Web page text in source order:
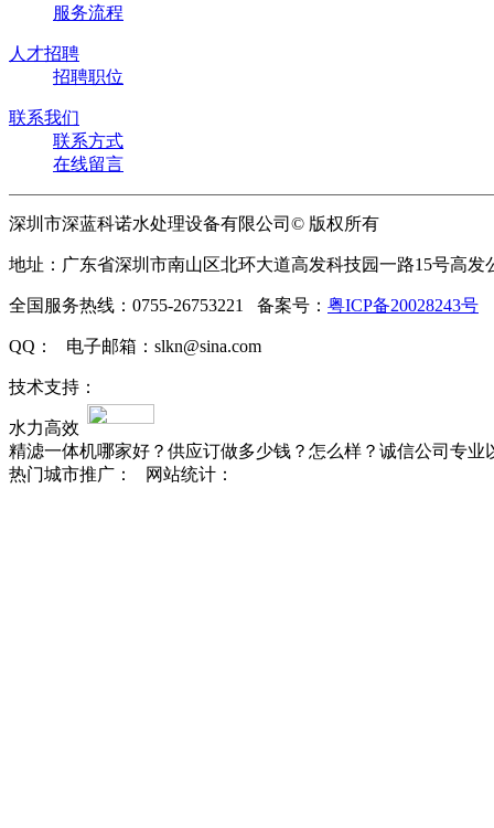
服务流程
人才招聘
招聘职位
联系我们
联系方式
在线留言
深圳市深蓝科诺水处理设备有限公司© 版权所有
地址：广东省深圳市南山区北环大道高发科技园一路15号高发
全国服务热线：0755-26753221 备案号： 粤ICP备20028243号
QQ： 电子邮箱：slkn@sina.com
技术支持：
水力高效
精滤一体机哪家好？供应订做多少钱？怎么样？诚信公司专
热门城市推广：
网站统计：